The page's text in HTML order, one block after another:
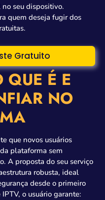
seu dispositivo.
quem deseja fugir dos
Gratuito
QUE É E
NO
que novos usuários
plataforma sem
A proposta do seu serviço
robusta, ideal
desde o primeiro
o usuário garante: